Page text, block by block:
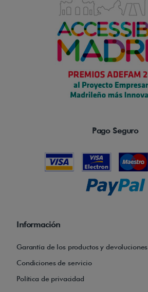
Pago Seguro
Información
Garantía de los productos y devoluciones
Condiciones de servicio
Política de privacidad